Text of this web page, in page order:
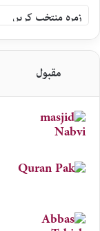
سلام
اردو
زمرہ
جات
مقبول